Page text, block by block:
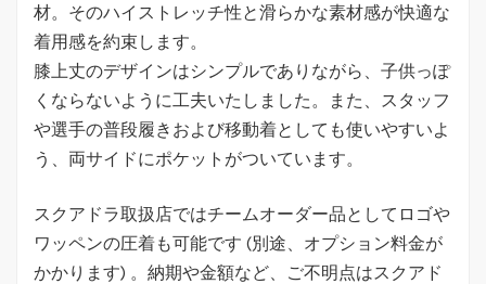
材。そのハイストレッチ性と滑らかな素材感が快適な
着用感を約束します。
膝上丈のデザインはシンプルでありながら、子供っぽ
くならないように工夫いたしました。また、スタッフ
や選手の普段履きおよび移動着としても使いやすいよ
う、両サイドにポケットがついています。
スクアドラ取扱店ではチームオーダー品としてロゴや
ワッペンの圧着も可能です (別途、オプション料金が
かかります) 。納期や金額など、ご不明点はスクアド